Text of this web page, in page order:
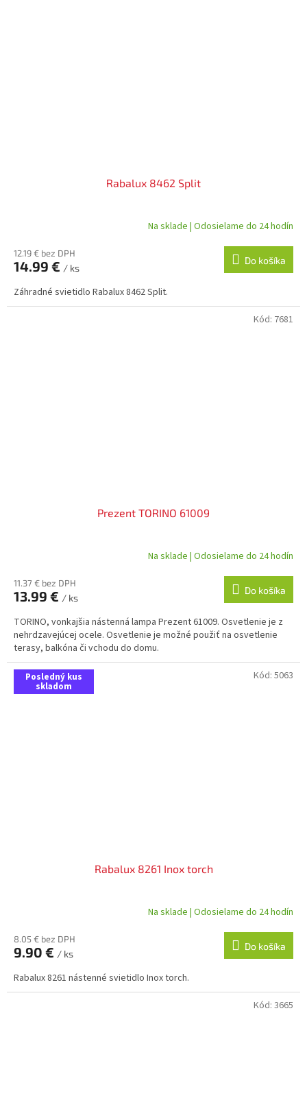
Rabalux 8462 Split
Na sklade | Odosielame do 24 hodín
12.19 € bez DPH
14.99 € / ks
Do košíka
Záhradné svietidlo Rabalux 8462 Split.
Prezent TORINO 61009
Na sklade | Odosielame do 24 hodín
11.37 € bez DPH
13.99 € / ks
Do košíka
TORINO, vonkajšia nástenná lampa Prezent 61009. Osvetlenie je z
nehrdzavejúcej ocele. Osvetlenie je možné použiť na osvetlenie
terasy, balkóna či vchodu do domu.
Kód: 7681
Posledný kus
skladom
Rabalux 8261 Inox torch
Na sklade | Odosielame do 24 hodín
8.05 € bez DPH
9.90 € / ks
Do košíka
Rabalux 8261 nástenné svietidlo Inox torch.
Kód: 5063
Kód: 3665